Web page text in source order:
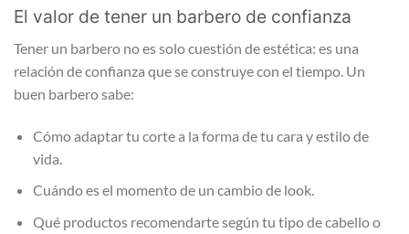
El valor de tener un barbero de confianza
Tener un barbero no es solo cuestión de estética: es una
relación de confianza que se construye con el tiempo. Un
buen barbero sabe:
Cómo adaptar tu corte a la forma de tu cara y estilo de
vida.
Cuándo es el momento de un cambio de look.
Qué productos recomendarte según tu tipo de cabello o